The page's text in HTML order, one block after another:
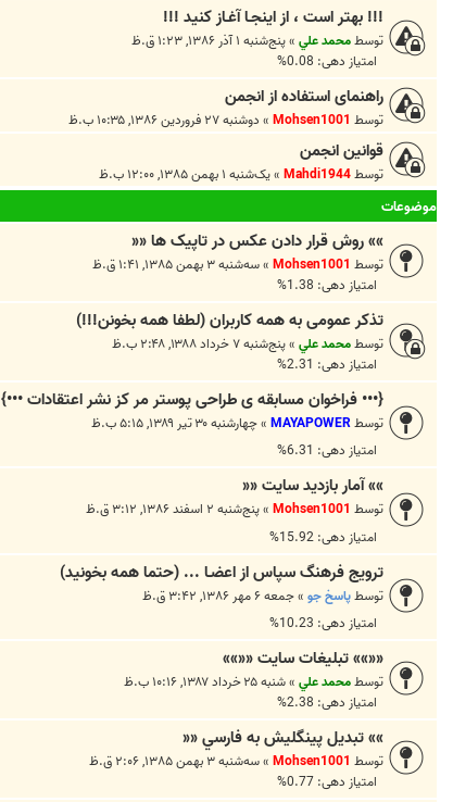
!!! بهتر است ، از اينجـا آغـاز کنيد !!!
توسطمحمد علي »پنج‌شنبه ۱ آذر ۱۳۸۶, ۱:۲۳ ق.ظ
امتیاز دهی: 0.08%
راهنمای استفاده از انجمن
توسط Mohsen1001
» دوشنبه ۲۷ فروردین ۱۳۸۶, ۱۰:۳۵ ب.ظ
قوانین انجمن
توسطMahdi1944
»یک‌شنبه ۱ بهمن ۱۳۸۵, ۱۲:۰۰ ب.ظ
موضوعات
»» روش قرار دادن عکس در تاپيک ها‌ ««
توسط Mohsen1001
»سه‌شنبه ۳ بهمن ۱۳۸۵, ۱:۴۱ ق.ظ
امتیاز دهی: 1.38%
تذکر عمومی به همه کاربران (لطفا همه بخونن!!!)
توسطمحمد علي »پنج‌شنبه ۷ خرداد ۱۳۸۸, ۲:۴۸ ب.ظ
امتیاز دهی: 2.31%
{••• فراخوان مسابقه ی طراحی پوستر مر کز نشر اعتقادات •••}
توسطMAYAPOWER
»چهارشنبه ۳۰ تیر ۱۳۸۹, ۵:۱۵ ب.ظ
امتیاز دهی: 6.31%
»» آمار بازدید سایت ««
توسط Mohsen1001
»پنج‌شنبه ۲ اسفند ۱۳۸۶, ۳:۱۲ ق.ظ
امتیاز دهی: 15.92%
ترويج فرهنگ سپاس از اعضـا ... (حتما همه بخونيد)
توسطپاسخ جو »جمعه ۶ مهر ۱۳۸۶, ۳:۴۲ ق.ظ
امتیاز دهی: 10.23%
««»» تبليغات سايت ««»»
توسطمحمد علي »شنبه ۲۵ خرداد ۱۳۸۷, ۱۰:۱۶ ب.ظ
امتیاز دهی: 2.38%
»» تبديل پينگليش به فارسي ««
توسط Mohsen1001
»سه‌شنبه ۳ بهمن ۱۳۸۵, ۲:۰۶ ق.ظ
امتیاز دهی: 0.77%